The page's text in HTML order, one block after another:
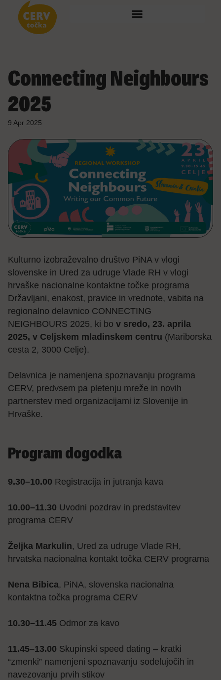
Connecting Neighbours
2025
9 Apr 2025
Kulturno izobraževalno društvo PiNA v vlogi
slovenske in Ured za udruge Vlade RH v vlogi
hrvaške nacionalne kontaktne točke programa
Državljani, enakost, pravice in vrednote, vabita na
regionalno delavnico CONNECTING
NEIGHBOURS 2025, ki bo v sredo, 23. aprila
2025, v Celjskem mladinskem centru (Mariborska
cesta 2, 3000 Celje).
Delavnica je namenjena spoznavanju programa
CERV, predvsem pa pletenju mreže in novih
partnerstev med organizacijami iz Slovenije in
Hrvaške.
Program dogodka
9.30–10.00 Registracija in jutranja kava
10.00–11.30 Uvodni pozdrav in predstavitev
programa CERV
Željka Markulin, Ured za udruge Vlade RH,
hrvatska nacionalna kontakt točka CERV programa
Nena Bibica, PiNA, slovenska nacionalna
kontaktna točka programa CERV
10.30–11.45 Odmor za kavo
11.45–13.00 Skupinski speed dating – kratki
“zmenki” namenjeni spoznavanju sodelujočih in
navezovanju prvih stikov